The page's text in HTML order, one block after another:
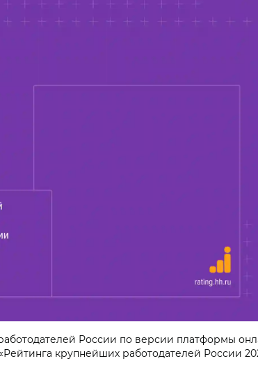
России по версии платформы
крупнейших работодателей России